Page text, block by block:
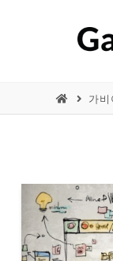
가비